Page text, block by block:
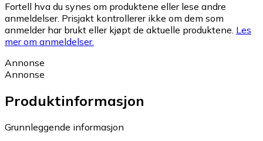
Fortell hva du synes om produktene eller lese andre
anmeldelser. Prisjakt kontrollerer ikke om dem som
anmelder har brukt eller kjøpt de aktuelle produktene. Les
mer om anmeldelser.
Annonse
Annonse
Produktinformasjon
Grunnleggende informasjon